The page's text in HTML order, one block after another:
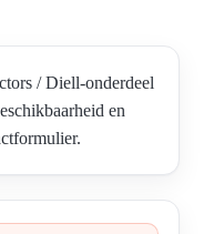
/ Diell-onderdeel
en